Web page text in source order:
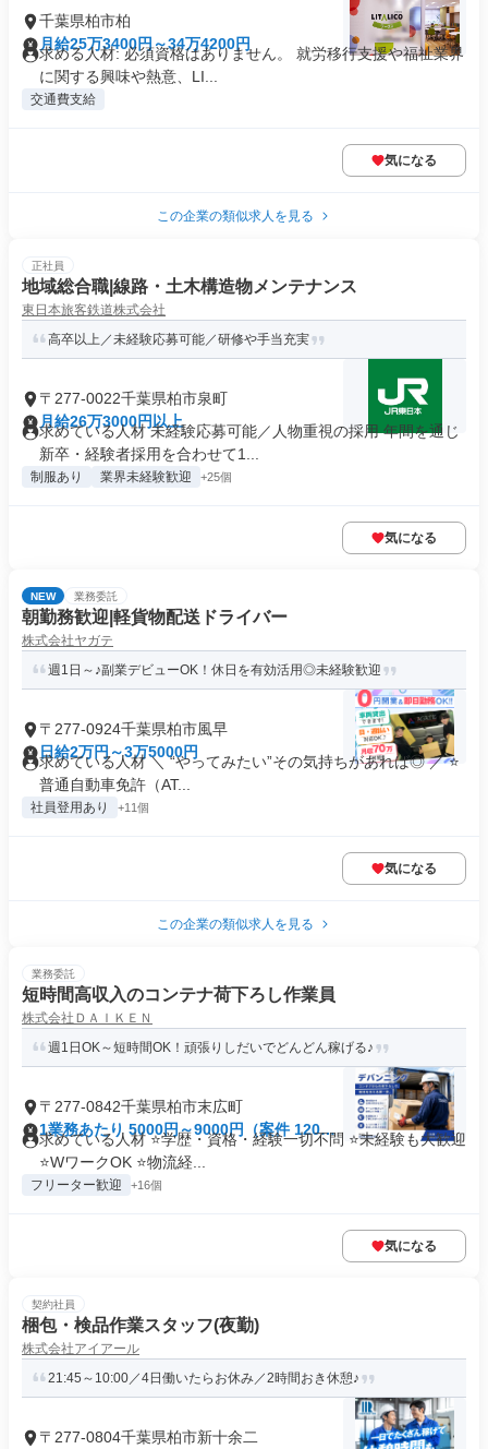
千葉県柏市柏
月給25万3400円～34万4200円
求める人材: 必須資格はありません。 就労移行支援や福祉業界
に関する興味や熱意、LI...
交通費支給
気になる
この企業の類似求人を見る
正社員
地域総合職|線路・土木構造物メンテナンス
東日本旅客鉄道株式会社
高卒以上／未経験応募可能／研修や手当充実
〒277-0022千葉県柏市泉町
月給26万3000円以上
求めている人材 未経験応募可能／人物重視の採用 年間を通じ
新卒・経験者採用を合わせて1...
制服あり 業界未経験歓迎 +25個
気になる
NEW 業務委託
朝勤務歓迎|軽貨物配送ドライバー
株式会社ヤガテ
週1日～♪副業デビューOK！休日を有効活用◎未経験歓迎
〒277-0924千葉県柏市風早
日給2万円～3万5000円
求めている人材 ＼ “やってみたい”その気持ちがあれば◎ ／ ⭐
普通自動車免許（AT...
社員登用あり +11個
気になる
この企業の類似求人を見る
業務委託
短時間高収入のコンテナ荷下ろし作業員
株式会社ＤＡＩＫＥＮ
週1日OK～短時間OK！頑張りしだいでどんどん稼げる♪
〒277-0842千葉県柏市末広町
1業務あたり 5000円～9000円（案件 120
分）
求めている人材 ⭐学歴・資格・経験一切不問 ⭐未経験も大歓迎
⭐WワークOK ⭐物流経...
フリーター歓迎 +16個
気になる
契約社員
梱包・検品作業スタッフ(夜勤)
株式会社アイアール
21:45～10:00／4日働いたらお休み／2時間おき休憩♪
〒277-0804千葉県柏市新十余二